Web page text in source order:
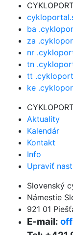
ba
za
nr
tn
tt
ke
Aktuality
Kalendár
Kontakt
Info
Upraviť
Slovenský
Námestie
921 01
E-mail: